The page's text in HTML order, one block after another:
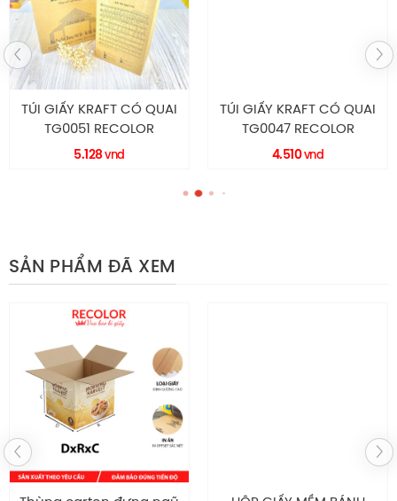
Chính sách hậu mãi
Tự hào là nhà máy chuyên sản xuất – thiết kế in ấn bao
bì giấy với diện tích 2000m2 cùng nhiều năm kinh
nghiệm, trang thiết bị hiện đại, đội ngũ nhân sự chuyên
TÚI GIẤY KRAFT CÓ QUAI
TG0051 RECOLOR
5.128vnd
TÚI GIẤY KRAFT CÓ QUAI
TG0047 RECOLOR
4.510vnd
SẢN PHẨM ĐÃ XEM